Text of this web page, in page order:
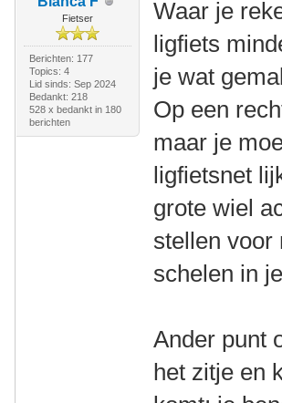
Fietser
Berichten: 177
Topics: 4
Lid sinds: Sep 2024
Bedankt: 218
528 x bedankt in 180
berichten
Waar je
ligfiets
je wat
Op een
maar je
ligfietsnet
grote wiel
stellen voor
schelen in
Ander punt
het zitje en